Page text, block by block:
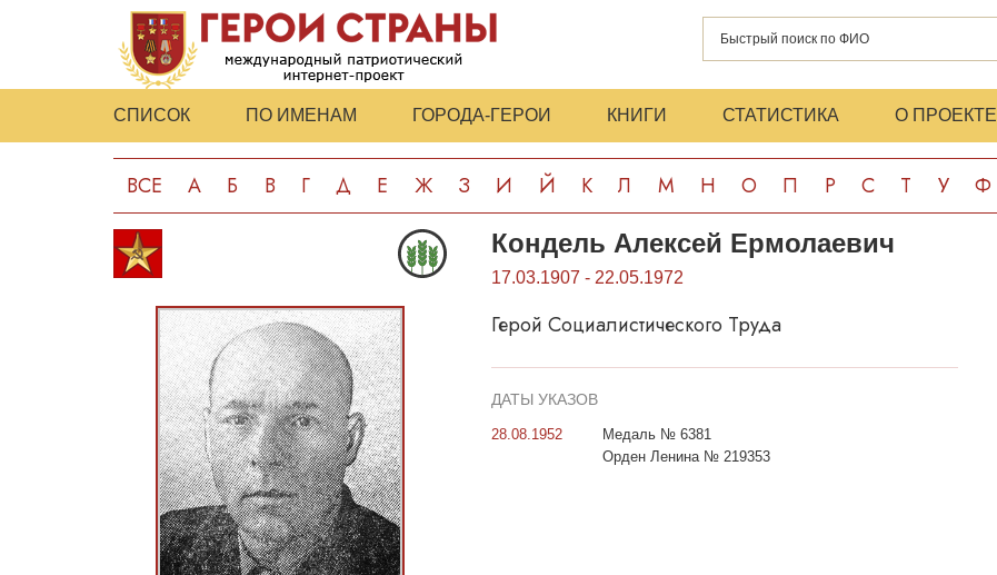
СПИСОК ПО ИМЕНАМ ГОРОДА-ГЕРОИ КНИГИ СТАТИСТИКА О ПРОЕКТЕ
ВСЕ А Б В Г Д Е Ж З И Й К Л М Н О П Р С Т У Ф
Кондель Алексей Ермолаевич
17.03.1907 - 22.05.1972
Герой Социалистического Труда
ДАТЫ УКАЗОВ
28.08.1952
Медаль № 6381
Орден Ленина № 219353